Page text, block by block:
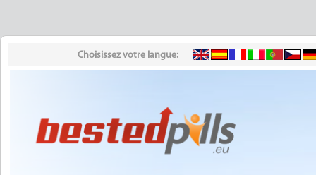
Choisissez votre langue: